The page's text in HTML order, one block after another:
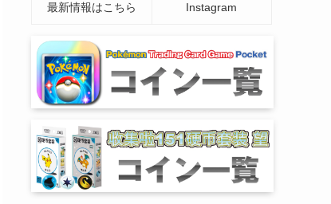
最新情報はこちら Instagram